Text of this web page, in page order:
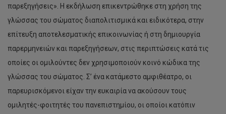
παρεξηγήσεις». Η εκδήλωση επικεντρώθηκε στη χρήση της
γλώσσας του σώματος διαπολιτισμικά και ειδικότερα, στην
επίτευξη αποτελεσματικής επικοινωνίας ή στη δημιουργία
παρερμηνειών και παρεξηγήσεων, στις περιπτώσεις κατά τις
οποίες οι ομιλούντες δεν χρησιμοποιούν κοινό κώδικα της
γλώσσας του σώματος. Σ’ ένα κατάμεστο αμφιθέατρο, οι
παρευρισκόμενοι είχαν την ευκαιρία να ακούσουν τους
ομιλητές-φοιτητές του πανεπιστημίου, οι οποίοι κατόπιν